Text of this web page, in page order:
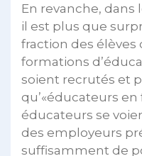
En revanche, dans
il est plus que
fraction des élèves
formations
soient recrutés et
qu’«éducateurs
éducateurs se
des employeurs
suffisamment de